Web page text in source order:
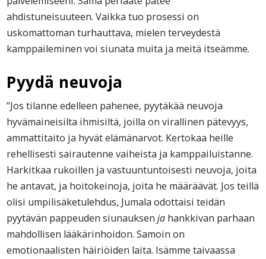
ahdistuneisuuteen. Vaikka tuo prosessi on
uskomattoman turhauttava, mielen terveydestä
kamppaileminen voi siunata muita ja meitä itseämme.
Pyydä neuvoja
”Jos tilanne edelleen pahenee, pyytäkää neuvoja
hyvämaineisilta ihmisiltä, joilla on virallinen pätevyys,
ammattitaito ja hyvät elämänarvot. Kertokaa heille
rehellisesti sairautenne vaiheista ja kamppailuistanne.
Harkitkaa rukoillen ja vastuuntuntoisesti neuvoja, joita
he antavat, ja hoitokeinoja, joita he määräävät. Jos teillä
olisi umpilisäketulehdus, Jumala odottaisi teidän
pyytävän pappeuden siunauksenja hankkivan parhaan
mahdollisen lääkärinhoidon. Samoin on
emotionaalisten häiriöiden laita. Isämme taivaassa